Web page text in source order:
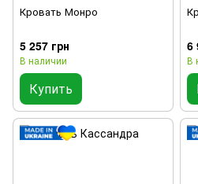
Кровать Монро
5 257 грн
В наличии
Купить
6
В